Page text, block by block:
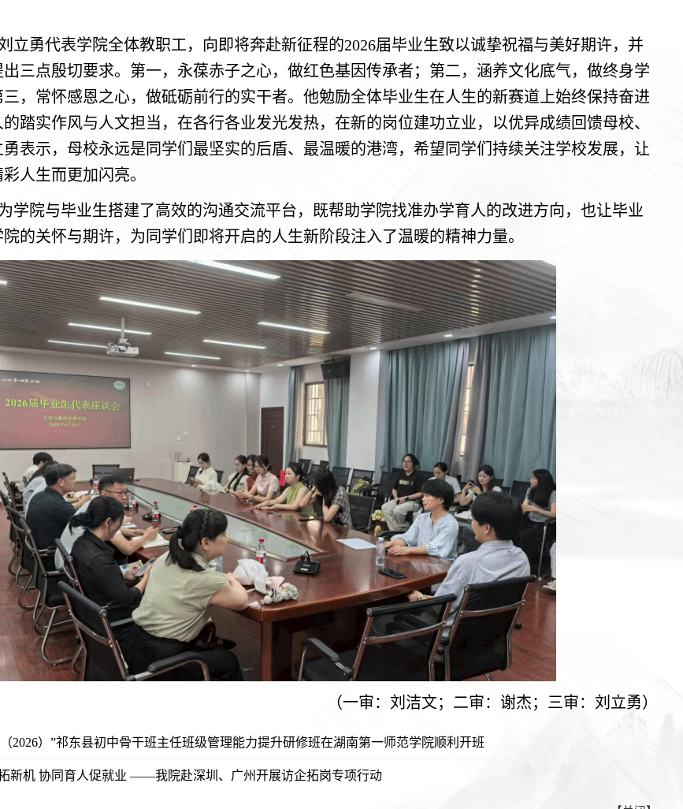
立勇代表学院全体教职工，向即将奔赴新征程的2026届毕业生致以诚挚祝福与美好期许，并
三点殷切要求。第一，永葆赤子之心，做红色基因传承者；第二，涵养文化底气，做终身学
，常怀感恩之心，做砥砺前行的实干者。他勉励全体毕业生在人生的新赛道上始终保持奋进
踏实作风与人文担当，在各行各业发光发热，在新的岗位建功立业，以优异成绩回馈母校、
勇表示，母校永远是同学们最坚实的后盾、最温暖的港湾，希望同学们持续关注学校发展，让
人生而更加闪亮。
学院与毕业生搭建了高效的沟通交流平台，既帮助学院找准办学育人的改进方向，也让毕业
的关怀与期许，为同学们即将开启的人生新阶段注入了温暖的精神力量。
（一审：刘洁文；二审：谢杰；三审：刘立勇）
2026）”祁东县初中骨干班主任班级管理能力提升研修班在湖南第一师范学院顺利开班
新机 协同育人促就业 ——我院赴深圳、广州开展访企拓岗专项行动